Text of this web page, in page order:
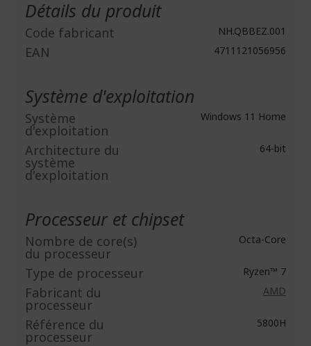
Détails du produit
Code fabricant NH.QBBEZ.001
EAN 4711121056956
Système d'exploitation
Système
d'exploitation
Windows 11 Home
Architecture du
système
d'exploitation
64-bit
Processeur et chipset
Nombre de core(s)
du processeur
Octa-Core
Type de processeur Ryzen™ 7
Fabricant du
processeur
AMD
Référence du
processeur
5800H